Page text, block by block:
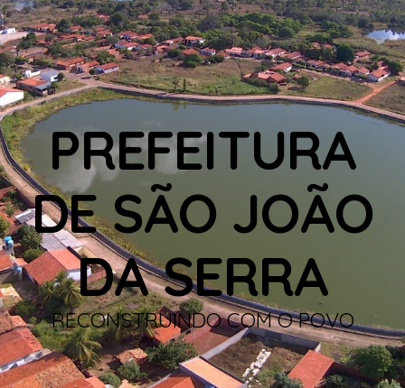
PREFEITURA
DE SÃO JOÃO
DA SERRA
RECONSTRUINDO COM O POVO